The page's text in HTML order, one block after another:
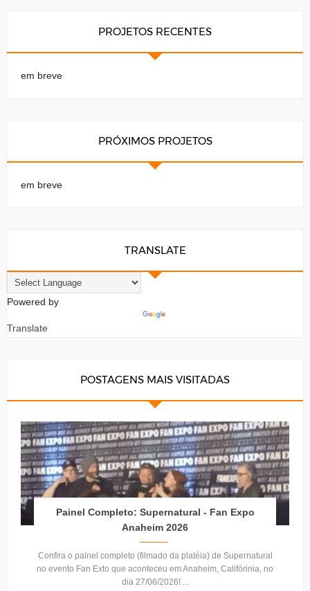
PROJETOS RECENTES
em breve
PRÓXIMOS PROJETOS
em breve
TRANSLATE
Powered by
Translate
POSTAGENS MAIS VISITADAS
Painel Completo: Supernatural - Fan Expo
Anaheim 2026
Confira o painel completo (filmado da platéia) de Supernatural
no evento Fan Exto que aconteceu em Anaheim, Califórinia, no
dia 27/06/2026! ...